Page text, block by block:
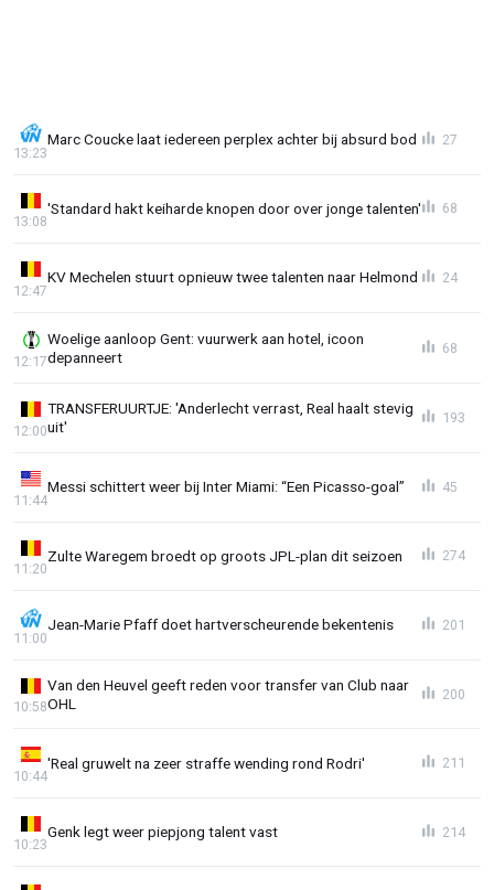
Marc Coucke laat iedereen perplex achter bij absurd bod
13:23
27
'Standard hakt keiharde knopen door over jonge talenten'
13:08
68
KV Mechelen stuurt opnieuw twee talenten naar Helmond
12:47
24
Woelige aanloop Gent: vuurwerk aan hotel, icoon
depanneert
12:17
68
TRANSFERUURTJE: 'Anderlecht verrast, Real haalt stevig
uit'
12:00
193
Messi schittert weer bij Inter Miami: “Een Picasso-goal”
11:44
45
Zulte Waregem broedt op groots JPL-plan dit seizoen
11:20
274
Jean-Marie Pfaff doet hartverscheurende bekentenis
11:00
201
Van den Heuvel geeft reden voor transfer van Club naar
OHL
10:58
200
'Real gruwelt na zeer straffe wending rond Rodri'
10:44
211
Genk legt weer piepjong talent vast
10:23
214